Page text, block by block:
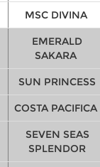
MSC DIVINA
EMERALD
SAKARA
SUN PRINCESS
COSTA PACIFICA
SEVEN SEAS
SPLENDOR